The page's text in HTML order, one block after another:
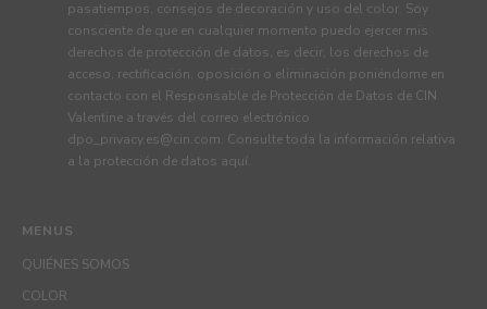
MENUS
QUIÉNES SOMOS
COLOR
pasatiempos, consejos de decoración y uso del color. Soy
consciente de que en cualquier momento puedo ejercer mis
derechos de protección de datos, es decir, los derechos de
acceso, rectificación, oposición o eliminación poniéndome en
contacto con el Responsable de Protección de Datos de CIN
Valentine a través del correo electrónico
dpo_privacy.es@cin.com. Consulte toda la información relativa
a la protección de datos aquí.